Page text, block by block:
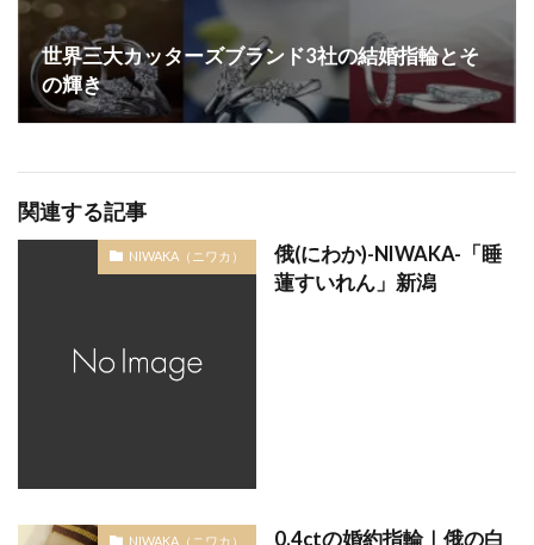
世界三大カッターズブランド3社の結婚指輪とそ
の輝き
関連する記事
NIWAKA（ニワカ）
俄(にわか)-NIWAKA-「睡
蓮すいれん」新潟
NIWAKA（ニワカ） 0.4ctの婚約指輪｜俄の白